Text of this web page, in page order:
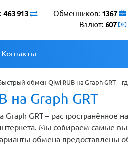
Обменников: 1367
Валют: 607
463 913
Контакты
обмен Qiwi RUB на Graph GRT –
на Graph GRT
Graph GRT – распространённое
Мы собираем самые
обмена